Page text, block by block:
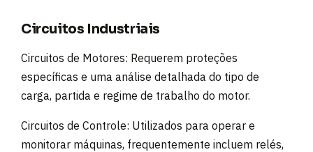
Circuitos Industriais
Circuitos de Motores: Requerem proteções
específicas e uma análise detalhada do tipo de
carga, partida e regime de trabalho do motor.
Circuitos de Controle: Utilizados para operar e
monitorar máquinas, frequentemente incluem relés,